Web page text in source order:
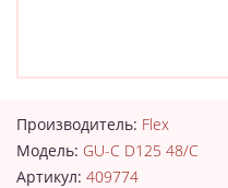
Производитель: Flex
Модель: GU-C D125 48/C
Артикул: 409774